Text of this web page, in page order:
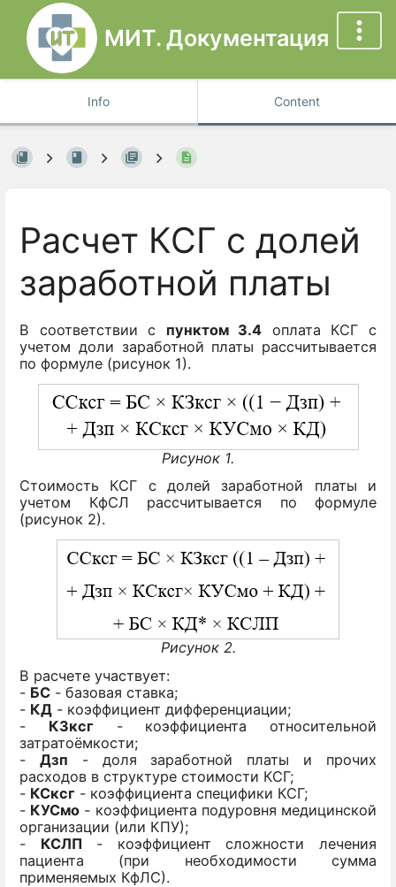
МИТ. Документация
Info Content
Расчет КСГ с долей
заработной платы
В соответствии с пунктом 3.4 оплата КСГ с
учетом доли заработной платы рассчитывается
по формуле (рисунок 1).
Рисунок 1.
Стоимость КСГ с долей заработной платы и
учетом КфСЛ рассчитывается по формуле
(рисунок 2).
Рисунок 2.
В расчете участвует:
- БС - базовая ставка;
- КД - коэффициент дифференциации;
-
КЗксг
- коэффициента относительной
затратоёмкости;
-
Дзп
- доля заработной платы и прочих
расходов в структуре стоимости КСГ;
- КСксг - коэффициента специфики КСГ;
- КУСмо - коэффициента подуровня медицинской
организации (или КПУ);
-
КСЛП
- коэффициент сложности лечения
пациента (при необходимости сумма
применяемых КфЛС).